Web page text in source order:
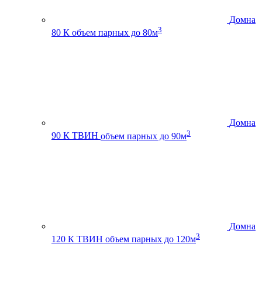
Домна
80 К объем парных до 80м3
Домна
90 К ТВИН объем парных до 90м3
Домна
120 К ТВИН объем парных до 120м3